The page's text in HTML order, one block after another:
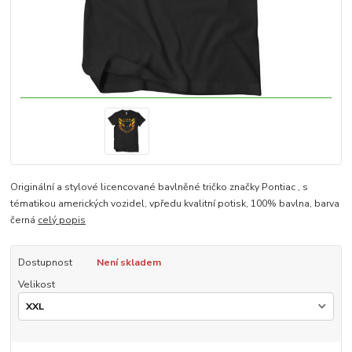
Originální a stylové licencované bavlněné tričko značky Pontiac , s
tématikou amerických vozidel, vpředu kvalitní potisk, 100% bavlna, barva
černá celý popis
Dostupnost
Není skladem
Velikost